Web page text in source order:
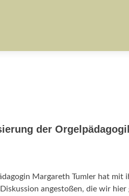
der
Margareth Tumler hat mit
angestoßen, die wir